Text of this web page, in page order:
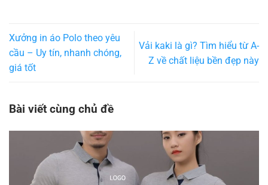
Xưởng in áo Polo theo yêu
cầu – Uy tín, nhanh chóng,
giá tốt
Vải kaki là gì? Tìm hiểu từ A-
Z về chất liệu bền đẹp này
Bài viết cùng chủ đề